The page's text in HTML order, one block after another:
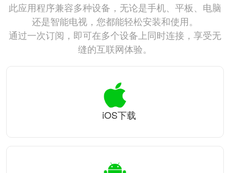
此应用程序兼容多种设备，无论是手机、平板、电脑
还是智能电视，您都能轻松安装和使用。
通过一次订阅，即可在多个设备上同时连接，享受无
缝的互联网体验。
iOS下载